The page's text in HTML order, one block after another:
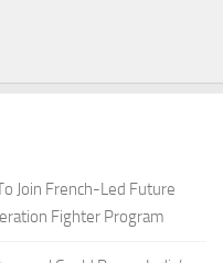
Join French-Led Future
Fighter Program